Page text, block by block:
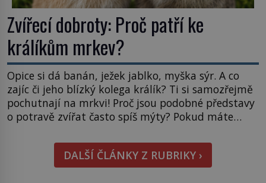
Zvířecí dobroty: Proč patří ke
králíkům mrkev?
Opice si dá banán, ježek jablko, myška sýr. A co
zajíc či jeho blízký kolega králík? Ti si samozřejmě
pochutnají na mrkvi! Proč jsou podobné představy
o potravě zvířat často spíš mýty? Pokud máte
i bude chutnat, ovšem měl by ji mít jen jako
občasný pamlsek. […]DALŠÍ ČLÁNKY Z RUBRIKY ›